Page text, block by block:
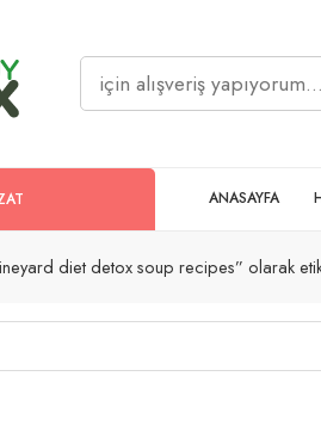
ANASAYFA
diet detox soup recipes” olarak